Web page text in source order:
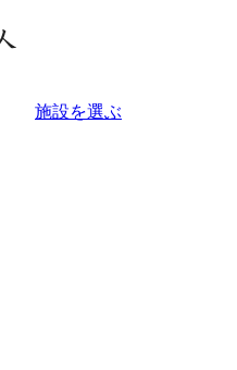
施設を選ぶ